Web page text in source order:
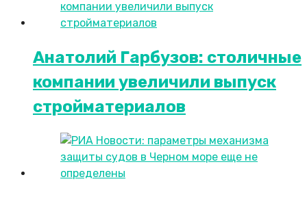
Анатолий Гарбузов: столичные
компании увеличили выпуск
стройматериалов